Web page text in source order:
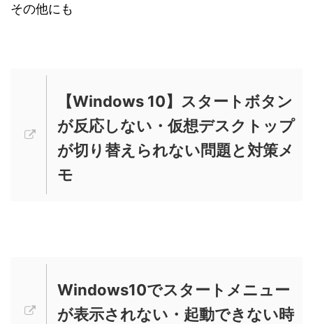
その他にも
【Windows 10】スタートボタン
が反応しない・仮想デスクトップ
が切り替えられない問題と対策メ
モ
Windows10でスタートメニュー
が表示されない・起動できない時